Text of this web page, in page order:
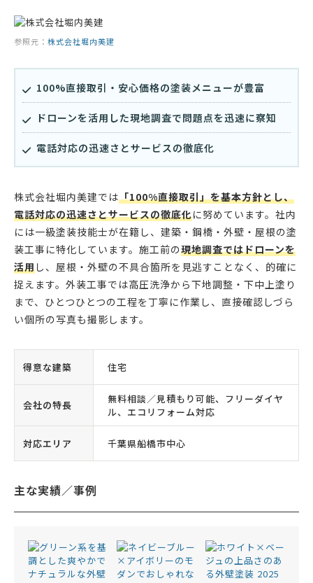
参照元： 株式会社堀内美建
100%直接取引・安心価格の塗装メニューが豊富
ドローンを活用した現地調査で問題点を迅速に察知
電話対応の迅速さとサービスの徹底化
株式会社堀内美建では「100%直接取引」を基本方針とし、
電話対応の迅速さとサービスの徹底化に努めています。社内
には一級塗装技能士が在籍し、建築・鋼橋・外壁・屋根の塗
装工事に特化しています。施工前の現地調査ではドローンを
活用し、屋根・外壁の不具合箇所を見逃すことなく、的確に
捉えます。外装工事では高圧洗浄から下地調整・下中上塗り
まで、ひとつひとつの工程を丁寧に作業し、直接確認しづら
い個所の写真も撮影します。
得意な建築 住宅
会社の特長
無料相談／見積もり可能、フリーダイヤ
ル、エコリフォーム対応
対応エリア 千葉県船橋市中心
主な実績／事例